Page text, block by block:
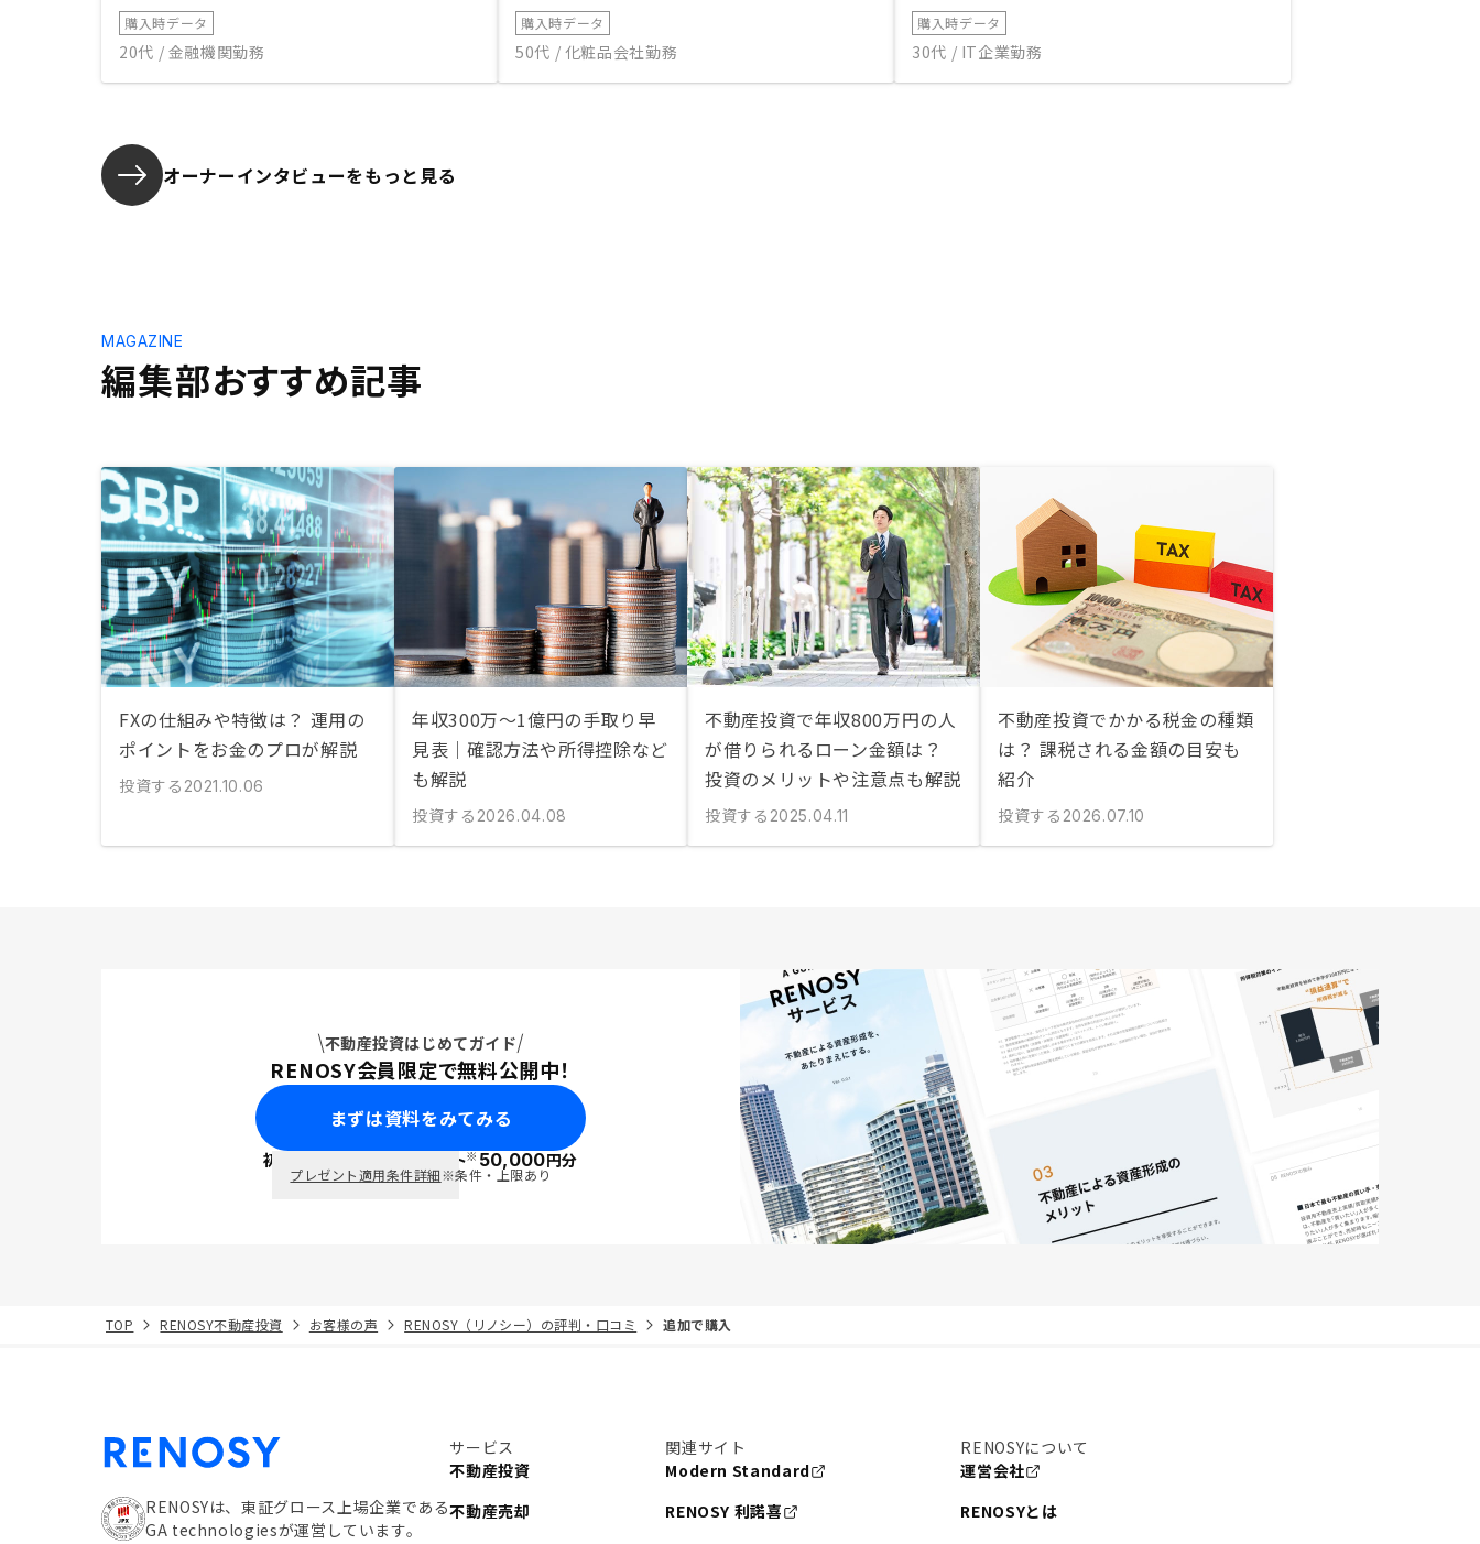
購入時データ
20代 / 金融機関勤務
購入時データ
50代 / 化粧品会社勤務
購入時データ
30代 / IT企業勤務
オーナーインタビューをもっと見る
編集部おすすめ記事
MAGAZINE
FXの仕組みや特徴は？ 運用の
ポイントをお金のプロが解説
投資する 2021.10.06
年収300万〜1億円の手取り早
見表｜確認方法や所得控除など
も解説
投資する 2026.04.08
不動産投資で年収800万円の人
が借りられるローン金額は？
投資のメリットや注意点も解説
投資する 2025.04.11
不動産投資でかかる税金の種類
は？ 課税される金額の目安も
紹介
投資する 2026.07.10
不動産投資はじめてガイド
RENOSY会員限定で無料公開中！
まずは資料をみてみる
初回面談で ポイント※50,000円分
プレゼント適用条件詳細※条件・上限あり
TOP RENOSY不動産投資 お客様の声 RENOSY（リノシー）の評判・口コミ 追加で購入
RENOSYは、東証グロース上場企業である
GA technologiesが運営しています。
サービス
不動産投資
不動産売却
関連サイト
Modern Standard
RENOSY 利諾喜
RENOSYについて
運営会社
RENOSYとは